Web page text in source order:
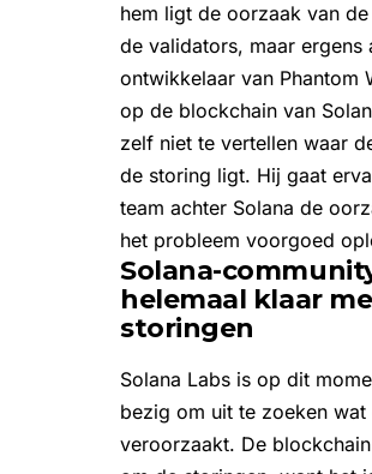
hem ligt de oorzaak van
de validators, maar ergens
ontwikkelaar van Phantom
op de blockchain van
zelf niet te vertellen waar
de storing ligt. Hij gaat
team achter Solana de
het probleem voorgoed
Solana-
helemaal klaar
storingen
Solana Labs is op dit
bezig om uit te zoeken
veroorzaakt. De